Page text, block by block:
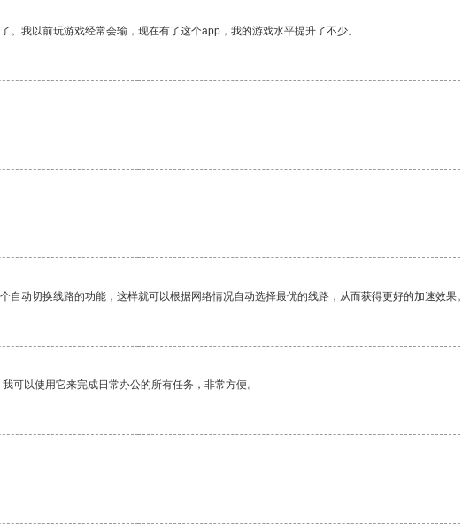
我以前玩游戏经常会输，现在有了这个app，我的游戏水平提升了不少。
动切换线路的功能，这样就可以根据网络情况自动选择最优的线路，从而获得更好的加速效果。
可以使用它来完成日常办公的所有任务，非常方便。